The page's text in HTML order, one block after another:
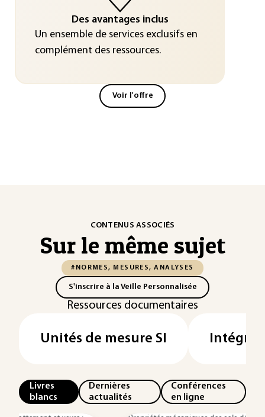
Des avantages inclus
Un ensemble de services exclusifs en
complément des ressources.
Voir l'offre
CONTENUS ASSOCIÉS
Sur le même sujet
#NORMES, MESURES, ANALYSES
S'inscrire à la Veille Personnalisée
Ressources documentaires
Unités de mesure SI
Livres
blancs
Dernières
actualités
Conférences
en ligne